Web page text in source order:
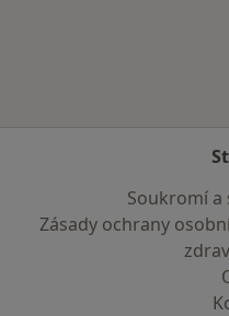
Soukromí a
Zásady ochrany